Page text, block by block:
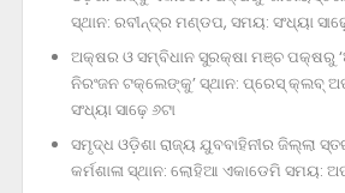
ସ୍ଥାନ: ରବୀନ୍ଦ୍ର ମଣ୍ଡପ, ସମୟ: ସଂଧ୍ୟା
ଅକ୍ଷର ଓ ସମ୍ବିଧାନ ସୁରକ୍ଷା ମଞ୍ଚ ପକ୍ଷରୁ
ନିରଂଜନ ଟକ୍‌ଲେଙ୍କୁ’ ସ୍ଥାନ: ପ୍ରେସ୍‌ କ୍ଲବ୍‌
ସଂଧ୍ୟା ସାଢ଼େ ୬ଟା
ସମୃଦ୍ଧ ଓଡ଼ିଶା ରାଜ୍ୟ ଯୁବବାହିନୀର ଜିଲ୍ଲା
କର୍ମଶାଳା ସ୍ଥାନ: ଲୋହିଆ ଏକାଡେମି ସମୟ: